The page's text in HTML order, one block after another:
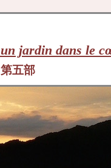
un jardin dans le
第五部